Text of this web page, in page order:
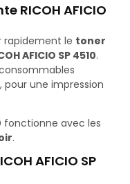
RICOH AFICIO
rapidement le toner
AFICIO SP 4510.
une impression
fonctionne avec les
.
AFICIO SP